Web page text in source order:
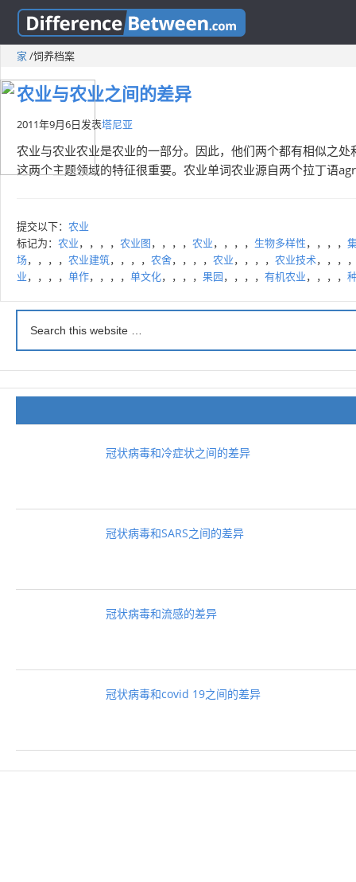
家 /饲养档案
农业与农业之间的差异
2011年9月6日发表塔尼亚
农业与农业农业是农业的一部分。因此，他们两个都有相似之
这两个主题领域的特征很重要。农业单词农业源自两个拉丁语
提交以下： 农业
标记为： 农业，，，， 农业图，，，， 农业，，，， 生物多样性，，，，
场，，，， 农业建筑，，，， 农舍，，，， 农业，，，， 农业技术，，，
业，，，， 单作，，，， 单文化，，，， 果园，，，， 有机农业，，，，
冠状病毒和冷症状之间的差异
冠状病毒和SARS之间的差异
冠状病毒和流感的差异
冠状病毒和covid 19之间的差异